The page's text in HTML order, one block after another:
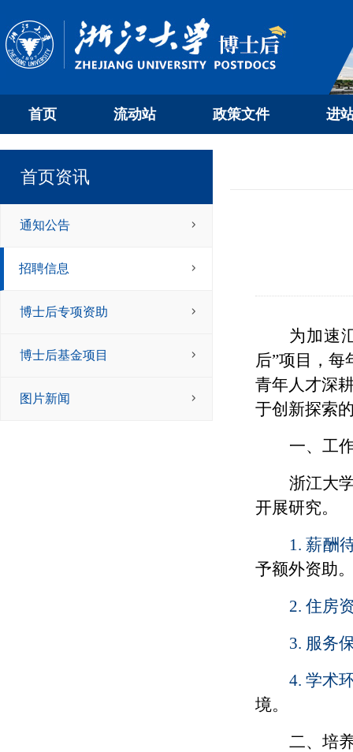
首页 流动站 政策文件 进
首页资讯
通知公告
招聘信息
博士后专项资助
博士后基金项目
图片新闻
为加速
后”项目，每
青年人才深
于创新探索
一、工
浙江大
开展研究。
1.薪酬
予额外资助
2. 住房
3. 服务
4.学术
境。
二、培